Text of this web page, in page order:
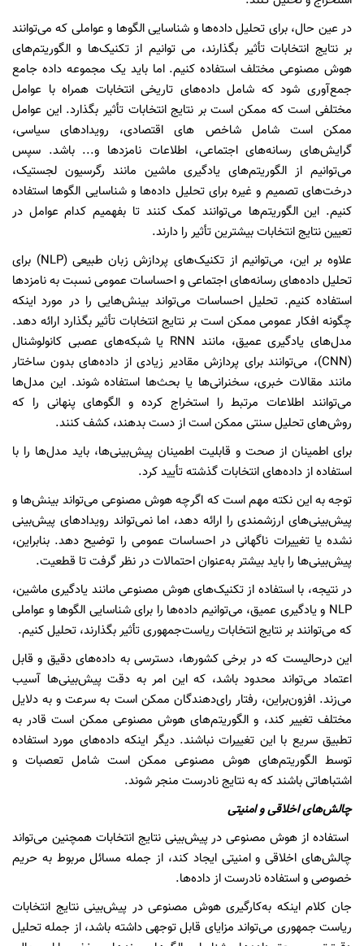
در عین حال، برای تحلیل داده‌ها و شناسایی الگوها و عواملی که می‌توانند
بر نتایج انتخابات تأثیر بگذارند، می توانیم از تکنیک‌ها و الگوریتم‌های
هوش مصنوعی مختلف استفاده کنیم. اما باید یک مجموعه داده جامع
جمع‌آوری شود که شامل داده‌های تاریخی انتخابات همراه با عوامل
مختلفی است که ممکن است بر نتایج انتخابات تأثیر بگذارد. این عوامل
ممکن است شامل شاخص های اقتصادی، رویدادهای سیاسی،
گرایش‌های رسانه‌های اجتماعی، اطلاعات نامزدها و... باشد. سپس
می‌توانیم از الگوریتم‌های یادگیری ماشین مانند رگرسیون لجستیک،
درخت‌های تصمیم و غیره برای تحلیل داده‌ها و شناسایی الگوها استفاده
کنیم. این الگوریتم‌ها می‌توانند کمک کنند تا بفهمیم کدام عوامل در
تعیین نتایج انتخابات بیشترین تأثیر را دارند.
علاوه بر این، می‌توانیم از تکنیک‌های پردازش زبان طبیعی (NLP) برای
تحلیل داده‌های رسانه‌های اجتماعی و احساسات عمومی نسبت به نامزدها
استفاده کنیم. تحلیل احساسات می‌تواند بینش‌هایی را در مورد اینکه
چگونه افکار عمومی ممکن است بر نتایج انتخابات تأثیر بگذارد ارائه دهد.
مدل‌های یادگیری عمیق، مانند RNN یا شبکه‌های عصبی کانولوشنال
(CNN)، می‌توانند برای پردازش مقادیر زیادی از داده‌های بدون ساختار
مانند مقالات خبری، سخنرانی‌ها یا بحث‌ها استفاده شوند. این مدل‌ها
می‌توانند اطلاعات مرتبط را استخراج کرده و الگوهای پنهانی را که
روش‌های تحلیل سنتی ممکن است از دست بدهند، کشف کنند.
برای اطمینان از صحت و قابلیت اطمینان پیش‌بینی‌ها، باید مدل‌ها را با
استفاده از داده‌های انتخابات گذشته تأیید کرد.
توجه به این نکته مهم است که اگرچه هوش مصنوعی می‌تواند بینش‌ها و
پیش‌بینی‌های ارزشمندی را ارائه دهد، اما نمی‌تواند رویدادهای پیش‌بینی
نشده یا تغییرات ناگهانی در احساسات عمومی را توضیح دهد. بنابراین،
پیش‌بینی‌ها را باید بیشتر به‌عنوان احتمالات در نظر گرفت تا قطعیت.
در نتیجه، با استفاده از تکنیک‌های هوش مصنوعی مانند یادگیری ماشین،
NLP و یادگیری عمیق، می‌توانیم داده‌ها را برای شناسایی الگوها و عواملی
که می‌توانند بر نتایج انتخابات ریاست‌جمهوری تأثیر بگذارند، تحلیل کنیم.
این درحالیست که در برخی کشورها، دسترسی به داده‌های دقیق و قابل
اعتماد می‌تواند محدود باشد، که این امر به دقت پیش‌بینی‌ها آسیب
می‌زند. افزون‌براین، رفتار رای‌دهندگان ممکن است به سرعت و به دلایل
مختلف تغییر کند، و الگوریتم‌های هوش مصنوعی ممکن است قادر به
تطبیق سریع با این تغییرات نباشند. دیگر اینکه داده‌های مورد استفاده
توسط الگوریتم‌های هوش مصنوعی ممکن است شامل تعصبات و
اشتباهاتی باشند که به نتایج نادرست منجر شوند.
چالش‌های اخلاقی و امنیتی
استفاده از هوش مصنوعی در پیش‌بینی نتایج انتخابات همچنین می‌تواند
چالش‌های اخلاقی و امنیتی ایجاد کند، از جمله مسائل مربوط به حریم
خصوصی و استفاده نادرست از داده‌ها.
جان کلام اینکه به‌کارگیری هوش مصنوعی در پیش‌بینی نتایج انتخابات
ریاست جمهوری می‌تواند مزایای قابل توجهی داشته باشد، از جمله تحلیل